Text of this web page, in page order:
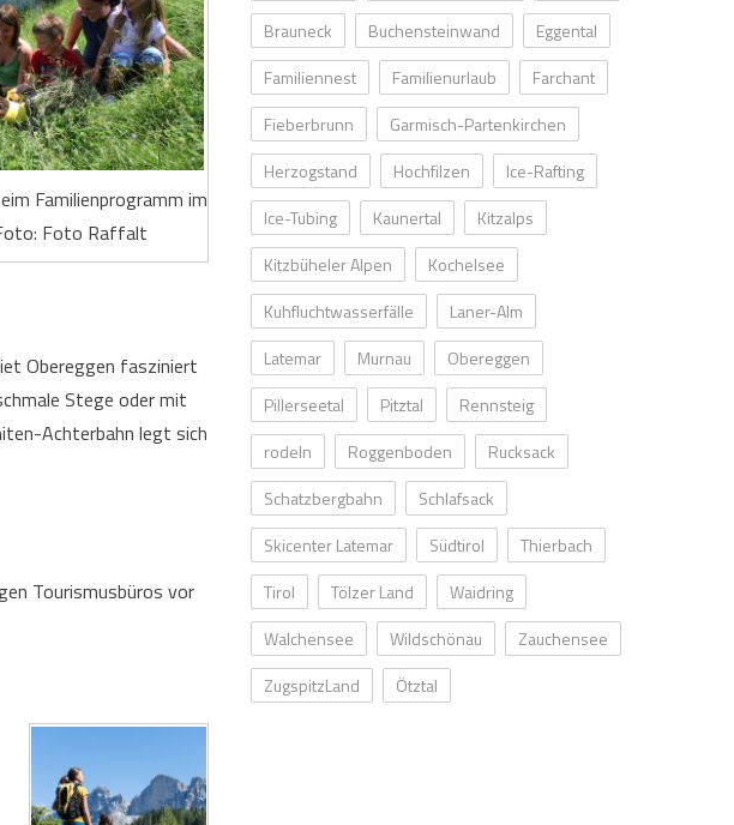
Familienprogramm im
Foto Raffalt
Obereggen fasziniert
Stege oder mit
Achterbahn legt sich
Tourismusbüros vor
Brauneck
Buchensteinwand
Eggental
Familiennest
Familienurlaub
Farchant
Fieberbrunn
Garmisch-Partenkirchen
Herzogstand
Hochfilzen
Ice-Rafting
Ice-Tubing
Kaunertal
Kitzalps
Kitzbüheler Alpen
Kochelsee
Kuhfluchtwasserfälle
Laner-Alm
Latemar
Murnau
Obereggen
Pillerseetal
Pitztal
Rennsteig
rodeln
Roggenboden
Rucksack
Schatzbergbahn
Schlafsack
Skicenter Latemar
Südtirol
Thierbach
Tirol
Tölzer Land
Waidring
Walchensee
Wildschönau
Zauchensee
ZugspitzLand
Ötztal